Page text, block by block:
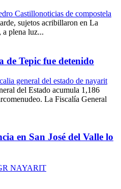
Castillonoticias de compostela
sujetos acribillaron en La
a plena luz...
de Tepic fue detenido
general del estado de nayarit
del Estado acumula 1,186
La Fiscalía General
en San José del Valle lo
NAYARIT